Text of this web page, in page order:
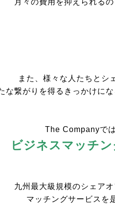
月々の費用を抑えられる
また、様々な人たちとシ
な繋がりを得るきっかけに
The Companyで
ビジネスマッチ
九州最大級規模のシェアオ
マッチングサービスを